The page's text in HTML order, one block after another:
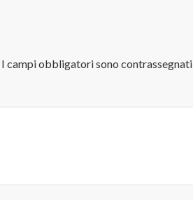
I campi obbligatori sono contrassegnati